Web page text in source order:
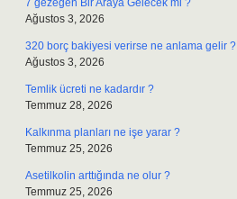
7 gezegen Bir Araya Gelecek mi ?
Ağustos 3, 2026
320 borç bakiyesi verirse ne anlama gelir ?
Ağustos 3, 2026
Temlik ücreti ne kadardır ?
Temmuz 28, 2026
Kalkınma planları ne işe yarar ?
Temmuz 25, 2026
Asetilkolin arttığında ne olur ?
Temmuz 25, 2026